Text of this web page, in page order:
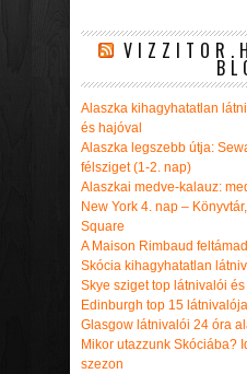
Alaszka kihagyhatatlan
és hajóval
Alaszka legszebb útja:
félsziget (1-2. nap)
Alaszkai medve-kalauz:
New York 4. nap –
Square
A Maison Rimbaud
Skócia kihagyhatatlan
Skye sziget top látnivalói
Edinburgh top 15
Glasgow látnivalói 24 óra
Mikor utazzunk Skóciába?
szezon